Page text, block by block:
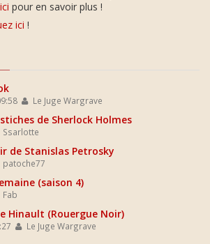
pour en savoir plus !
ici !
Le Juge Wargrave
de Sherlock Holmes
Ssarlotte
de Stanislas Petrosky
patoche77
(saison 4)
Fab
Hinault (Rouergue Noir)
Le Juge Wargrave